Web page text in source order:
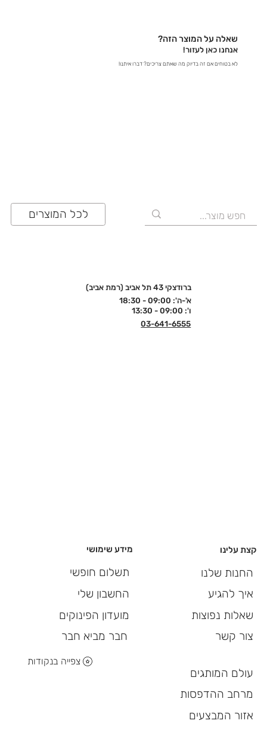
ולוודא שתעשו את הבחירה הנכונה!
שאלה על המוצר הזה?
אנחנו כאן לעזור!
לא בטוחים אם זה בדיוק מה שאתם צריכים? דברו איתנו!
לכל המוצרים
ברודצקי 43 תל אביב (רמת אביב)
א'-ה': 09:00 - 18:30
ו': 09:00 - 13:30
03-641-6555
מידע שימושי
תשלום חופשי
החשבון שלי
מועדון הפינוקים
חבר מביא חבר
צפייה בנקודות
קצת עלינו
החנות שלנו
איך להגיע
שאלות נפוצות
צור קשר
עולם המותגים
מרחב ההדפסות
אזור המבצעים